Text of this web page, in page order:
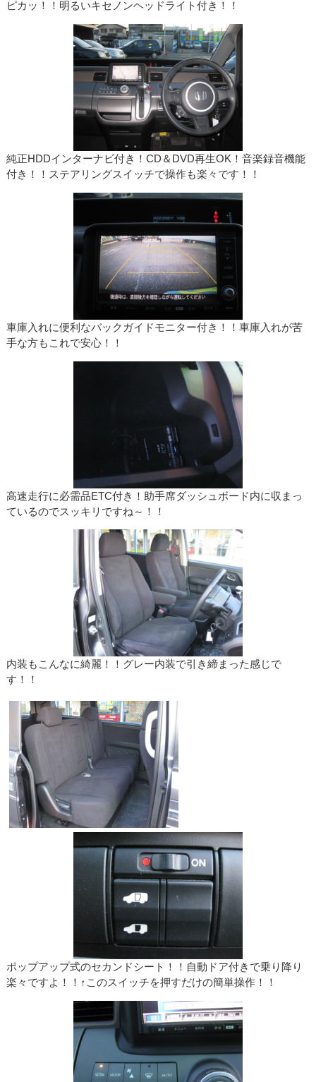
ピカッ！！明るいキセノンヘッドライト付き！！
純正HDDインターナビ付き！CD＆DVD再生OK！音楽録音機能
付き！！ステアリングスイッチで操作も楽々です！！
車庫入れに便利なバックガイドモニター付き！！車庫入れが苦
手な方もこれで安心！！
高速走行に必需品ETC付き！助手席ダッシュボード内に収まっ
ているのでスッキリですね～！！
内装もこんなに綺麗！！グレー内装で引き締まった感じで
す！！
ポップアップ式のセカンドシート！！自動ドア付きで乗り降り
楽々ですよ！！↑このスイッチを押すだけの簡単操作！！